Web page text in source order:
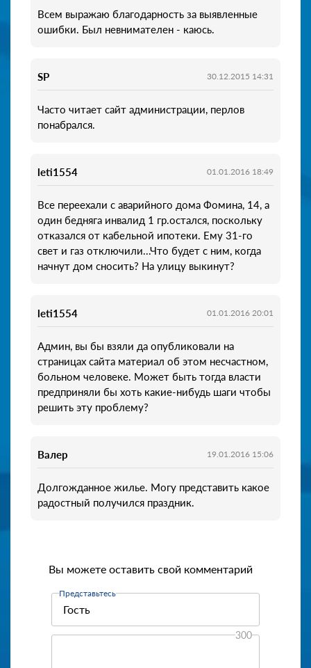
Всем выражаю благодарность за выявленные
ошибки. Был невнимателен - каюсь.
SP 30.12.2015 14:31
Часто читает сайт администрации, перлов
понабрался.
leti1554 01.01.2016 18:49
Все переехали с аварийного дома Фомина, 14, а
один бедняга инвалид 1 гр.остался, поскольку
отказался от кабельной ипотеки. Ему 31-го
свет и газ отключили...Что будет с ним, когда
начнут дом сносить? На улицу выкинут?
leti1554 01.01.2016 20:01
Админ, вы бы взяли да опубликовали на
страницах сайта материал об этом несчастном,
больном человеке. Может быть тогда власти
предприняли бы хоть какие-нибудь шаги чтобы
решить эту проблему?
Валер 19.01.2016 15:06
Долгожданное жилье. Могу представить какое
радостный получился праздник.
Вы можете оставить свой комментарий
Представьтесь
300